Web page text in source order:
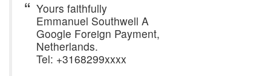
Yours faithfully
Emmanuel Southwell A
Google Foreign Payment,
Netherlands.
Tel: +3168299xxxx